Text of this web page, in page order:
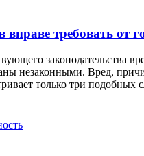
требовать от
законодательства
незаконными. Вред,
только три